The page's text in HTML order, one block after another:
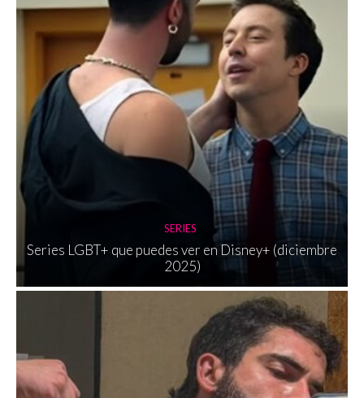
SERIES
Series LGBT+ que puedes ver en Disney+ (diciembre
2025)